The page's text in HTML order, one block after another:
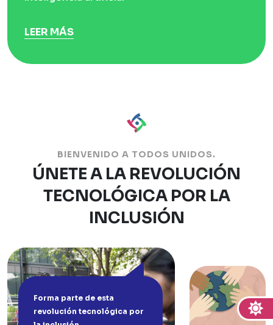
LEER MÁS
BIENVENIDO A TODOS UNIDOS.
ÚNETE A LA REVOLUCIÓN
TECNOLÓGICA POR LA
INCLUSIÓN
Forma parte de esta
revolución tecnológica por